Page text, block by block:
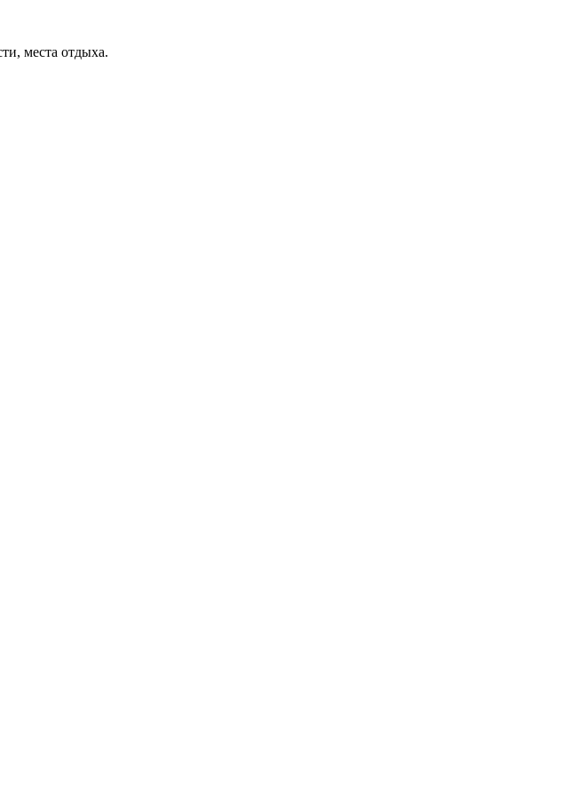
места отдыха.